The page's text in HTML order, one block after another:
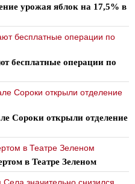
урожая яблок на 17,5% в
бесплатные операции по
Сороки открыли отделение
в Театре Зеленом